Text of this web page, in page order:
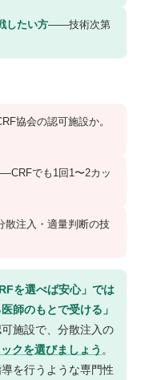
したい方——技術次第
協会の認可施設か。
でも1回1〜2カッ
注入・適量判断の技
を選べば安心」では
師のもとで受ける」
施設で、分散注入の
クを選びましょう 。
を行うような専門性